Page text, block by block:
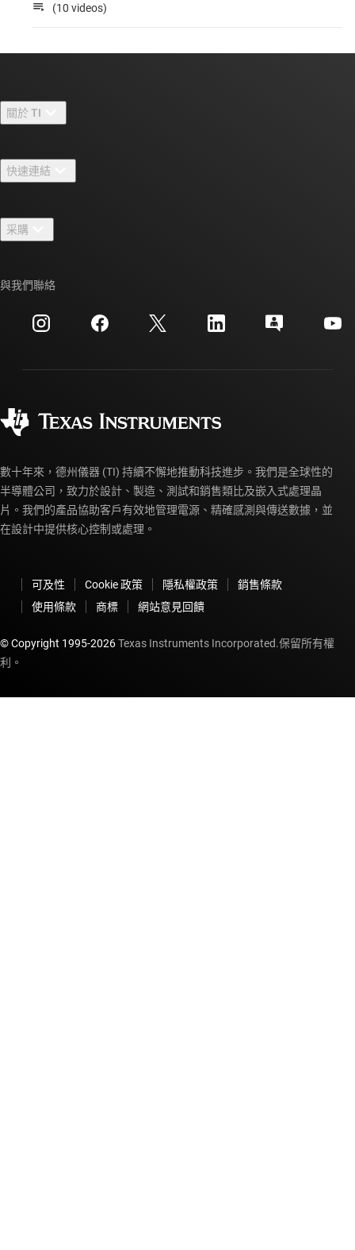
(10 videos)
關於 TI
人才招募
新聞室
活動
投資人關系
快速連結
TI E2E™ 設計支援論壇
交互參考搜索
客戶支援中心
myTI 帳戶常見問題解答
采購
訂購 FAQ
與我們聯絡
數十年來，德州儀器 (TI) 持續不懈地推動科技進步。我們是全球性的
半導體公司，致力於設計、製造、測試和銷售類比及嵌入式處理晶
片。我們的產品協助客戶有效地管理電源、精確感測與傳送數據，並
在設計中提供核心控制或處理。
可及性 Cookie 政策 隱私權政策
銷售條款
使用條款
商標 網站意見回饋
© Copyright 1995-2026Texas Instruments Incorporated.保留所有權
利。